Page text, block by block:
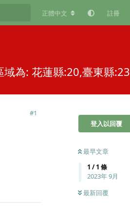
正體中文 註冊
域為: 花蓮縣:20,臺東縣:23
登入以回覆
最早文章
1 /1 條
2023年 9月
最新回覆
#1